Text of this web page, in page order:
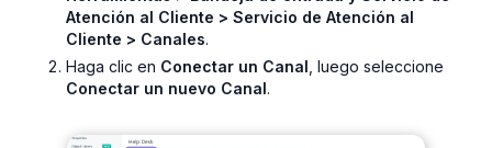
Atención al Cliente > Servicio de Atención al
Cliente > Canales.
Haga clic en Conectar un Canal , luego seleccione
Conectar un nuevo Canal.